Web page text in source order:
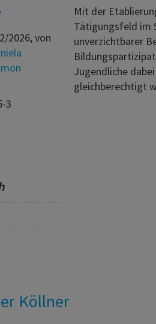
2026, von
3
Mit der
Tätigungsfeld im
unverzichtbarer
Jugendliche
gleichberechtigt
Köllner